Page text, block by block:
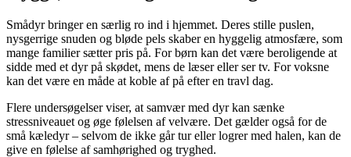
Smådyr bringer en særlig ro ind i hjemmet. Deres stille puslen,
nysgerrige snuden og bløde pels skaber en hyggelig atmosfære, som
mange familier sætter pris på. For børn kan det være beroligende at
sidde med et dyr på skødet, mens de læser eller ser tv. For voksne
kan det være en måde at koble af på efter en travl dag.
Flere undersøgelser viser, at samvær med dyr kan sænke
stressniveauet og øge følelsen af velvære. Det gælder også for de
små kæledyr – selvom de ikke går tur eller logrer med halen, kan de
give en følelse af samhørighed og tryghed.